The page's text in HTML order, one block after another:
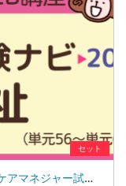
セット
🎥ケアマネジャー受験対策ＷＥＢ講座「ケアマネジャー試験ナビ２０２６」社会福祉